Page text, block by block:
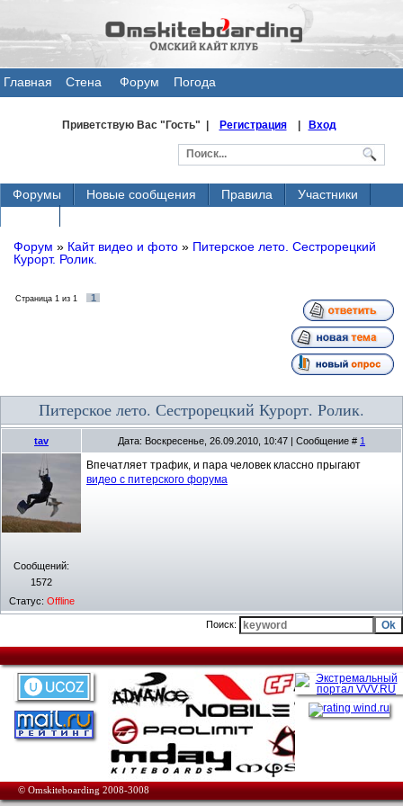
Главная
Стена
Форум Погода
Приветствую Вас"Гость" | Регистрация| Вход
Форумы Новые сообщения Правила
Участники
Форум » Кайт видео и фото » Питерское лето. Сестрорецкий
Курорт. Ролик.
Страница 1 из 1 1
Питерское лето. Сестрорецкий Курорт. Ролик.
tav Дата: Воскресенье, 26.09.2010, 10:47 | Сообщение # 1
Сообщений:
1572
Статус: Offline
Впечатляет трафик, и пара человек классно прыгают
видео с питерского форума
Поиск:
© Omskiteboarding 2008-3008